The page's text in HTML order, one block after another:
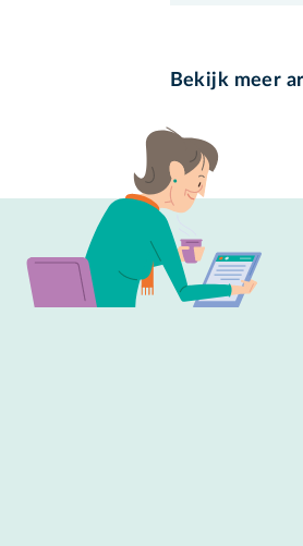
Bekijk meer